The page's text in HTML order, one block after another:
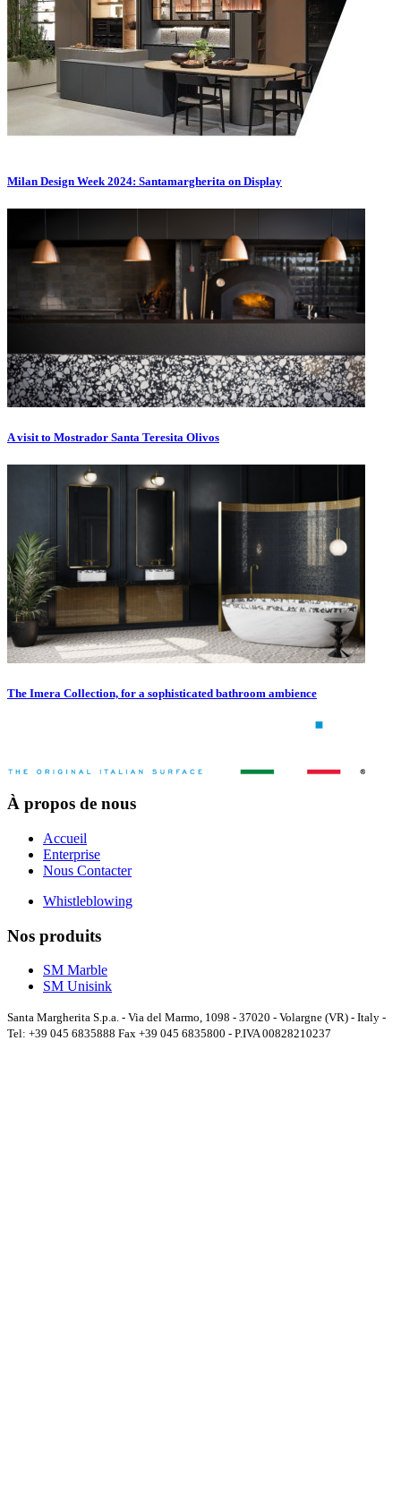
Milan Design Week 2024: Santamargherita on Display
A visit to Mostrador Santa Teresita Olivos
The Imera Collection, for a sophisticated bathroom ambience
À propos de nous
Accueil
Enterprise
Nous Contacter
Whistleblowing
Nos produits
SM Marble
SM Unisink
Santa Margherita S.p.a. - Via del Marmo, 1098 - 37020 - Volargne (VR) - Italy -
Tel: +39 045 6835888 Fax +39 045 6835800 - P.IVA 00828210237